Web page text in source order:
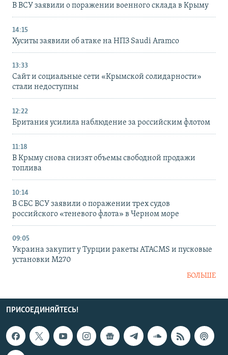
В ВСУ заявили о поражении военного склада в Крыму
14:15
Хуситы заявили об атаке на НПЗ Saudi Aramco
13:33
Сайт и социальные сети «Крымской солидарности»
стали недоступны
12:22
Британия усилила наблюдение за российским флотом
11:18
В Крыму снова снизят объемы свободной продажи
топлива
10:14
В СБС ВСУ заявили о поражении трех судов
российского «теневого флота» в Черном море
09:05
Украина закупит у Турции ракеты ATACMS и пусковые
установки M270
БОЛЬШЕ
ПРИСОЕДИНЯЙТЕСЬ!